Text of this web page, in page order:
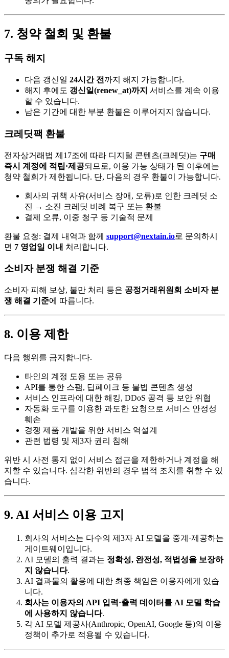
7. 청약 철회 및 환불
구독 해지
다음 갱신일 24시간 전 까지 해지 가능합니다.
해지 후에도 갱신일(renew_at)까지 서비스를 계속 이용
할 수 있습니다.
남은 기간에 대한 부분 환불은 이루어지지 않습니다.
크레딧팩 환불
전자상거래법 제17조에 따라 디지털 콘텐츠(크레딧)는 구매
즉시 계정에 적립·제공되므로, 이용 가능 상태가 된 이후에는
청약 철회가 제한됩니다. 단, 다음의 경우 환불이 가능합니다.
회사의 귀책 사유(서비스 장애, 오류)로 인한 크레딧 소
진 → 소진 크레딧 비례 복구 또는 환불
결제 오류, 이중 청구 등 기술적 문제
환불 요청: 결제 내역과 함께 support@nextain.io로 문의하시
면 7 영업일 이내 처리합니다.
소비자 분쟁 해결 기준
소비자 피해 보상, 불만 처리 등은 공정거래위원회 소비자 분
쟁 해결 기준에 따릅니다.
8. 이용 제한
다음 행위를 금지합니다.
타인의 계정 도용 또는 공유
API를 통한 스팸, 딥페이크 등 불법 콘텐츠 생성
서비스 인프라에 대한 해킹, DDoS 공격 등 보안 위협
자동화 도구를 이용한 과도한 요청으로 서비스 안정성
훼손
경쟁 제품 개발을 위한 서비스 역설계
관련 법령 및 제3자 권리 침해
위반 시 사전 통지 없이 서비스 접근을 제한하거나 계정을 해
지할 수 있습니다. 심각한 위반의 경우 법적 조치를 취할 수 있
습니다.
9. AI 서비스 이용 고지
회사의 서비스는 다수의 제3자 AI 모델을 중계·제공하는
게이트웨이입니다.
AI 모델의 출력 결과는 정확성, 완전성, 적법성을 보장하
지 않습니다.
AI 결과물의 활용에 대한 최종 책임은 이용자에게 있습
니다.
회사는 이용자의 API 입력·출력 데이터를 AI 모델 학습
에 사용하지 않습니다.
각 AI 모델 제공사(Anthropic, OpenAI, Google 등)의 이용
정책이 추가로 적용될 수 있습니다.